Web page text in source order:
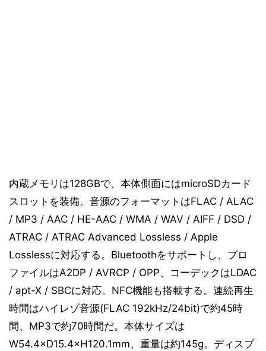
内蔵メモリは128GBで、本体側面にはmicroSDカード
スロットを装備。音源のフォーマットはFLAC / ALAC
/ MP3 / AAC / HE-AAC / WMA / WAV / AIFF / DSD /
ATRAC / ATRAC Advanced Lossless / Apple
Losslessに対応する。Bluetoothをサポートし、プロ
ファイルはA2DP / AVRCP / OPP、コーデックはLDAC
/ apt-X / SBCに対応。NFC機能も搭載する。連続再生
時間はハイレゾ音源(FLAC 192kHz/24bit)で約45時
間、MP3で約70時間だ。本体サイズは
W54.4×D15.4×H120.1mm、重量は約145g。ディスプ